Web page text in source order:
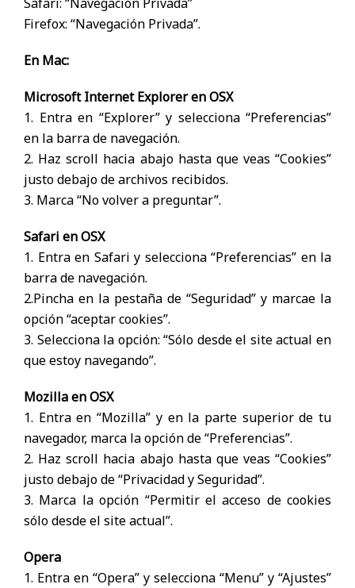
Firefox: “Navegación Privada”.
En Mac:
Microsoft Internet Explorer en OSX
1. Entra en “Explorer” y selecciona “Preferencias”
en la barra de navegación.
2. Haz scroll hacia abajo hasta que veas “Cookies”
justo debajo de archivos recibidos.
3. Marca “No volver a preguntar”.
Safari en OSX
1. Entra en Safari y selecciona “Preferencias” en la
barra de navegación.
2.Pincha en la pestaña de “Seguridad” y marcae la
opción “aceptar cookies”.
3. Selecciona la opción: “Sólo desde el site actual en
que estoy navegando”.
Mozilla en OSX
1. Entra en “Mozilla” y en la parte superior de tu
navegador, marca la opción de “Preferencias”.
2. Haz scroll hacia abajo hasta que veas “Cookies”
justo debajo de “Privacidad y Seguridad”.
3. Marca la opción “Permitir el acceso de cookies
sólo desde el site actual”.
Opera
1. Entra en “Opera” y selecciona “Menu” y “Ajustes”